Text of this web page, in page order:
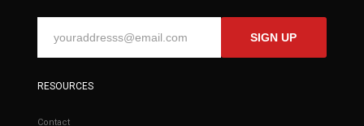
SIGN UP
RESOURCES
Contact